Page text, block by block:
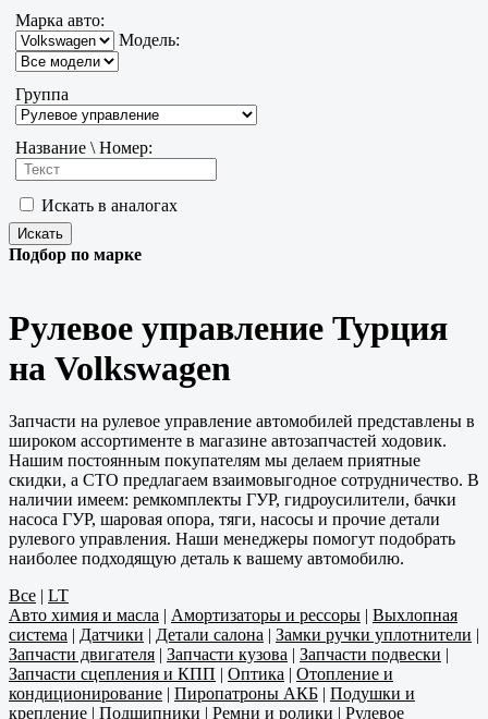
Марка авто:
Модель:
Группа
Название \ Номер:
Искать в аналогах
Подбор по марке
Рулевое управление Турция
на Volkswagen
Запчасти на рулевое управление автомобилей представлены в
широком ассортименте в магазине автозапчастей ходовик.
Нашим постоянным покупателям мы делаем приятные
скидки, а СТО предлагаем взаимовыгодное сотрудничество. В
наличии имеем: ремкомплекты ГУР, гидроусилители, бачки
насоса ГУР, шаровая опора, тяги, насосы и прочие детали
рулевого управления. Наши менеджеры помогут подобрать
наиболее подходящую деталь к вашему автомобилю.
Все | LT
Авто химия и масла | Амортизаторы и рессоры | Выхлопная
система | Датчики | Детали салона | Замки ручки уплотнители |
Запчасти двигателя | Запчасти кузова | Запчасти подвески |
Запчасти сцепления и КПП | Оптика | Отопление и
кондиционирование | Пиропатроны АКБ | Подушки и
крепление | Подшипники | Ремни и ролики | Рулевое